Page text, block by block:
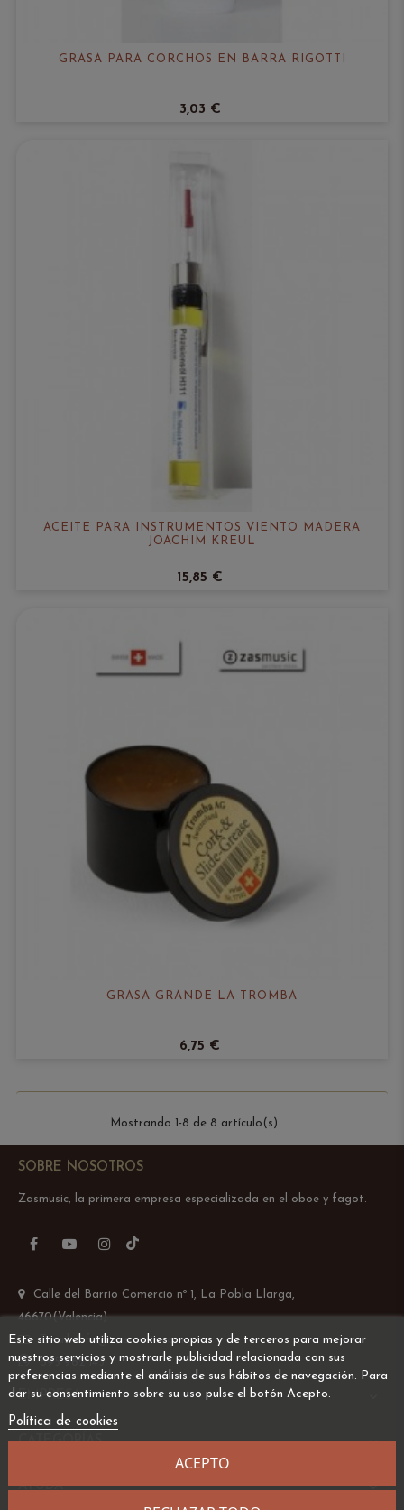
GRASA PARA CORCHOS EN BARRA RIGOTTI
3,03 €
ACEITE PARA INSTRUMENTOS VIENTO MADERA
JOACHIM KREUL
15,85 €
GRASA GRANDE LA TROMBA
6,75 €
Mostrando 1-8 de 8 artículo(s)
SOBRE NOSOTROS
Zasmusic, la primera empresa especializada en el oboe y fagot.
FacebookYouTubeInstagram
Calle del Barrio Comercio nº 1, La Pobla Llarga,
46670(Valencia)
Email: info@zasmusic.com
695 962 145
EMPRESA
CATEGORÍAS 
AYUDA 
Este sitio web utiliza cookies propias y de terceros para mejorar
nuestros servicios y mostrarle publicidad relacionada con sus
preferencias mediante el análisis de sus hábitos de navegación. Para
dar su consentimiento sobre su uso pulse el botón Acepto.
Política de cookies
ACEPTO